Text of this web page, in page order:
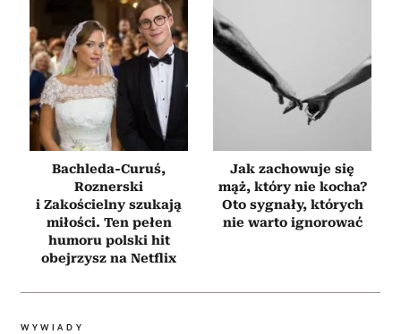
Bachleda-Curuś,
Roznerski
i Zakościelny szukają
miłości. Ten pełen
humoru polski hit
obejrzysz na Netflix
Jak zachowuje się
mąż, który nie kocha?
Oto sygnały, których
nie warto ignorować
WYWIADY